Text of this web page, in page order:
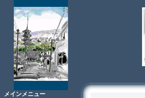
メインメニュー